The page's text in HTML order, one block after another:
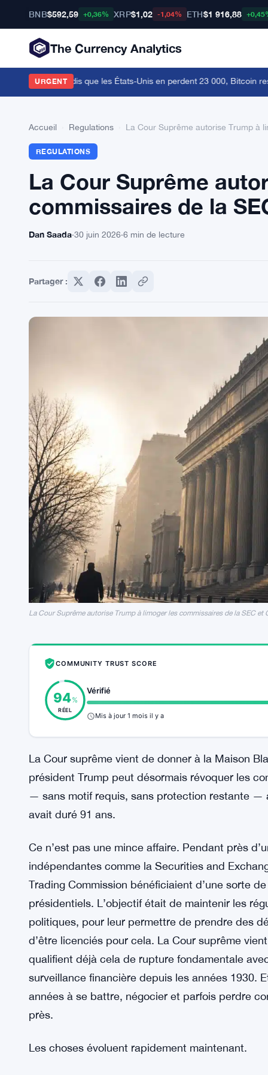
BNB$592,59 +0,36% XRP$1,02 -1,04% ETH$1 916,88
The Currency Analytics
URGENT
en juillet tandis que les États-Unis en perdent 23 000, Bitcoin reste
Accueil Regulations La Cour Suprême autorise Trump à
REGULATIONS
La Cour Suprême
commissaires de la
Dan Saada·30 juin 2026·6 min de lecture
Partager :
La Cour Suprême autorise Trump à limoger les commissaires de la SEC et
COMMUNITY TRUST SCORE
94%
RÉEL
Vérifié
Mis à jour 1 mois il y a
La Cour suprême vient de donner à la Maison
président Trump peut désormais révoquer les
— sans motif requis, sans protection restante —
avait duré 91 ans.
Ce n’est pas une mince affaire. Pendant près
indépendantes comme la Securities and
Trading Commission bénéficiaient d’une sorte
présidentiels. L’objectif était de maintenir les
politiques, pour leur permettre de prendre des
d’être licenciés pour cela. La Cour suprême
qualifient déjà cela de rupture fondamentale
surveillance financière depuis les années 1930.
années à se battre, négocier et parfois perdre
près.
Les choses évoluent rapidement maintenant.